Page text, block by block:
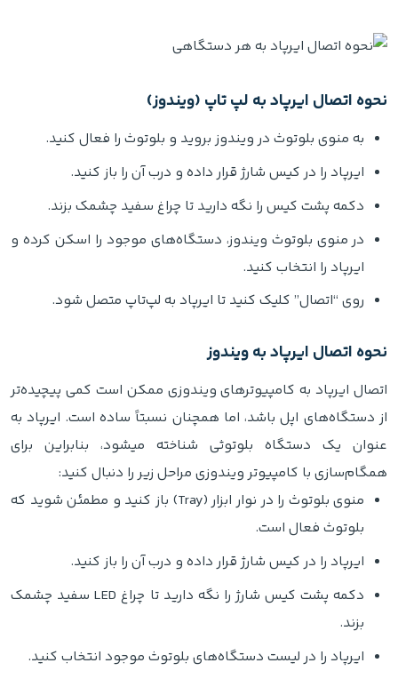
نحوه اتصال ایرپاد به لپ‌ تاپ (ویندوز)
به منوی بلوتوث در ویندوز بروید و بلوتوث را فعال کنید.
ایرپاد را در کیس شارژ قرار داده و درب آن را باز کنید.
دکمه پشت کیس را نگه دارید تا چراغ سفید چشمک بزند.
در منوی بلوتوث ویندوز، دستگاه‌های موجود را اسکن کرده و
ایرپاد را انتخاب کنید.
روی “اتصال” کلیک کنید تا ایرپاد به لپ‌تاپ متصل شود.
نحوه اتصال ایرپاد به ویندوز
اتصال ایرپاد به کامپیوترهای ویندوزی ممکن است کمی پیچیده‌تر
از دستگاه‌های اپل باشد، اما همچنان نسبتاً ساده است. ایرپاد به
عنوان یک دستگاه بلوتوثی شناخته میشود، بنابراین برای
همگام‌سازی با کامپیوتر ویندوزی مراحل زیر را دنبال کنید:
منوی بلوتوث را در نوار ابزار (Tray) باز کنید و مطمئن شوید که
بلوتوث فعال است.
ایرپاد را در کیس شارژ قرار داده و درب آن را باز کنید.
دکمه پشت کیس شارژ را نگه دارید تا چراغ LED سفید چشمک
بزند.
ایرپاد را در لیست دستگاه‌های بلوتوث موجود انتخاب کنید.